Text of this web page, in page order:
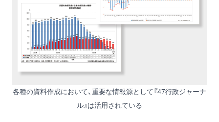
各種の資料作成において、重要な情報源として『47行政ジャーナ
ル』は活用されている